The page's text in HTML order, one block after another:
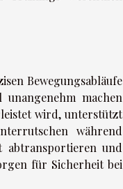
Bewegungsabläufe
machen
wird, unterstützt
während
abtransportieren und
für Sicherheit bei